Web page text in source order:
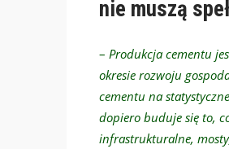
nie muszą
– Produkcja cementu
okresie rozwoju
cementu na
dopiero buduje się to,
infrastrukturalne,